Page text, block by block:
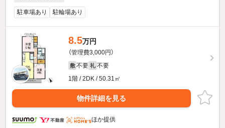
駐車場あり 駐輪場あり
8.5万円
（管理費3,000円）
敷 不要 礼 不要
1階 / 2DK / 50.31㎡
物件詳細を見る
ほか提供